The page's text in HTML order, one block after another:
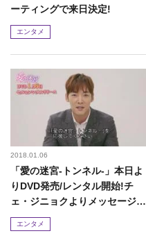
ーティングで来日決定!
エンタメ
2018.01.06
「愛の迷宮-トンネル-」本日よ
りDVD発売/レンタル開始!チ
ェ・ジニョクよりメッセージ動
画が到着!
エンタメ